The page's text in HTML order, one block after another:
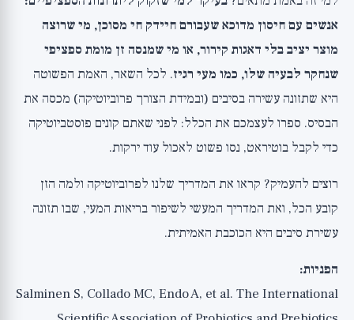
אנשים עם חיסון מדוכא שעבורם חיידק חי מסוכן, מי שרוצה
מוצר יציב בלי דאגות קירור, או מי שמנסה זן מומת ספציפי
שנחקר לבעיה שלו, כמו מעי רגיז. לכל השאר, האמת הפשוטה
היא שתזונה עשירה בסיבים (ובמידת הצורך פרוביוטיקה) מכסה את
הבסיס. ספרו לעצמכם את הכלל: לפני שאתם קונים פוסטביוטיקה
כדי לקבל בוטיראט, נסו פשוט לאכול עוד ירקות.
רוצים להעמיק? קראו את המדריך שלנו לפרוביוטיקה ולמה הזן
קובע הכל, ואת המדריך המעשי לשיפור בריאות המעי, שבו תזונה
עשירת סיבים היא הכוכבת האמיתית.
הפניות:
Salminen S, Collado MC, Endo A, et al. The International